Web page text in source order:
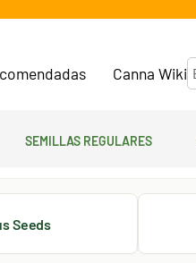
Canna Wiki
Semillas regulares
Seeds